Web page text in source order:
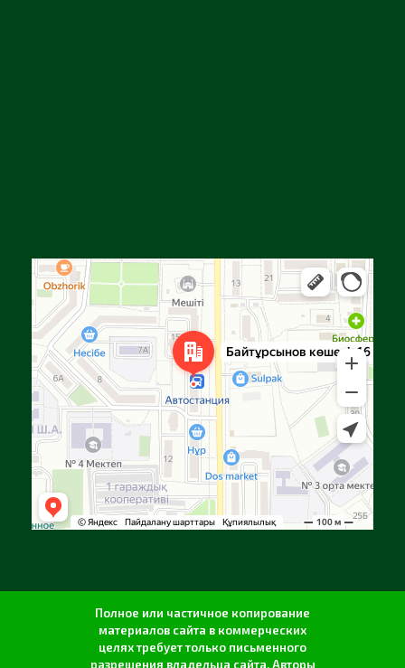
Улица Байтурсынова, 16 — Яндекс Карты
Полное или частичное копирование
материалов сайта в коммерческих
целях требует только письменного
разрешения владельца сайта. Авторы